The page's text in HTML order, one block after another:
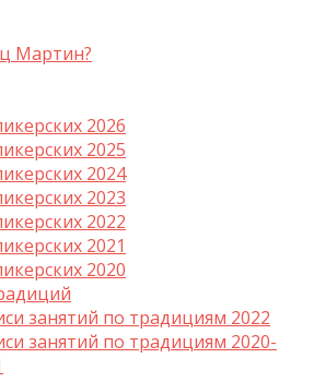
Мартин?
2026
2025
2024
2023
2022
2021
2020
занятий по традициям 2022
занятий по традициям 2020-